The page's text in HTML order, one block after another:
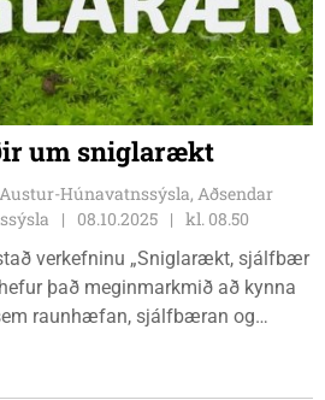
um sniglarækt
Húnavatnssýsla, Aðsendar
08.10.2025
kl. 08.50
verkefninu „Sniglarækt, sjálfbær
það meginmarkmið að kynna
raunhæfan, sjálfbæran og
frumkvöðla og aðra